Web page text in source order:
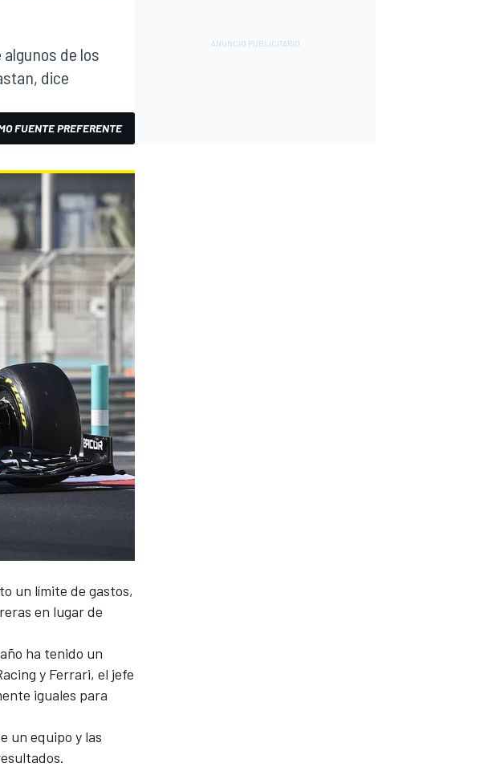
de los
dice
FUENTE PREFERENTE
un límite de gastos,
en lugar de
ha tenido un
y Ferrari, el jefe
iguales para
un equipo y las